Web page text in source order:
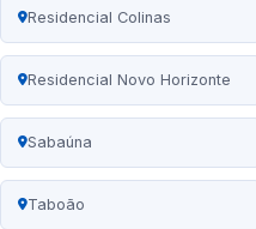
Residencial Colinas
Residencial Novo Horizonte
Sabaúna
Taboão